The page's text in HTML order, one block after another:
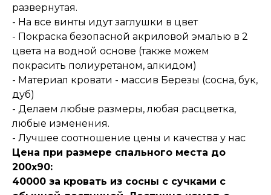
развернутая.
- На все винты идут заглушки в цвет
- Покраска безопасной акриловой эмалью в 2
цвета на водной основе (также можем
покрасить полиуретаном, алкидом)
- Материал кровати - массив Березы (сосна, бук,
дуб)
- Делаем любые размеры, любая расцветка,
любые изменения.
- Лучшее соотношение цены и качества у нас
Цена при размере спального места до
200х90:
40000 за кровать из сосны с сучками с